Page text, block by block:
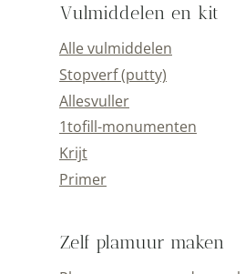
Vulmiddelen en kit
Alle vulmiddelen
Stopverf (putty)
Allesvuller
1tofill-monumenten
Krijt
Primer
Zelf plamuur maken